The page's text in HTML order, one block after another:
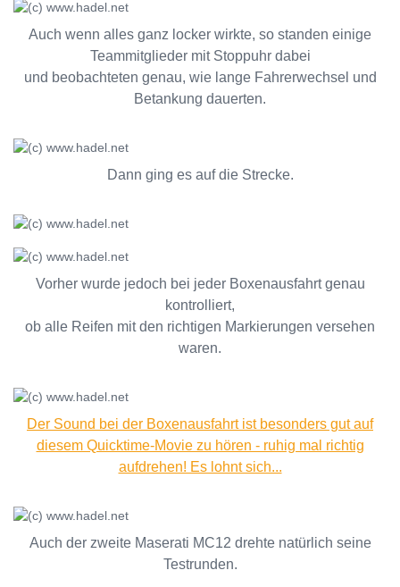
Auch wenn alles ganz locker wirkte, so standen einige
Teammitglieder mit Stoppuhr dabei
und beobachteten genau, wie lange Fahrerwechsel und
Betankung dauerten.
Dann ging es auf die Strecke.
Vorher wurde jedoch bei jeder Boxenausfahrt genau
kontrolliert,
ob alle Reifen mit den richtigen Markierungen versehen
waren.
Der Sound bei der Boxenausfahrt ist besonders gut auf
diesem Quicktime-Movie zu hören - ruhig mal richtig
aufdrehen! Es lohnt sich...
Auch der zweite Maserati MC12 drehte natürlich seine
Testrunden.